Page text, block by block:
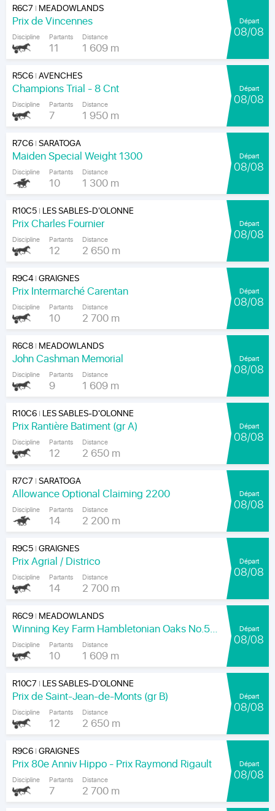
R6C7 | MEADOWLANDS
Prix de Vincennes
Discipline Partants
11
Distance
1 609 m
Départ
08/08
R5C6|AVENCHES
Champions Trial - 8 Cnt
Discipline Partants
7
Distance
1 950 m
Départ
08/08
R7C6|SARATOGA
Maiden Special Weight 1300
Discipline Partants
10
Distance
1 300 m
Départ
08/08
R10C5| LES SABLES-D'OLONNE
Prix Charles Fournier
Discipline Partants
12
Distance
2 650 m
Départ
08/08
R9C4|GRAIGNES
Prix Intermarché Carentan
Discipline Partants
10
Distance
2 700 m
Départ
08/08
R6C8| MEADOWLANDS
John Cashman Memorial
Discipline Partants
9
Distance
1 609 m
Départ
08/08
R10C6| LES SABLES-D'OLONNE
Prix Rantière Batiment (gr A)
Discipline Partants
12
Distance
2 650 m
Départ
08/08
R7C7 |SARATOGA
Allowance Optional Claiming 2200
Discipline Partants
14
Distance
2 200 m
Départ
08/08
R9C5|GRAIGNES
Prix Agrial / Districo
Discipline Partants
14
Distance
2 700 m
Départ
08/08
R6C9| MEADOWLANDS
Winning Key Farm Hambletonian Oaks No.56 - Final
Discipline Partants
10
Distance
1 609 m
Départ
08/08
R10C7 | LES SABLES-D'OLONNE
Prix de Saint-Jean-de-Monts (gr B)
Discipline Partants
12
Distance
2 650 m
Départ
08/08
R9C6|GRAIGNES
Prix 80e Anniv Hippo - Prix Raymond Rigault
Discipline Partants
7
Distance
2 700 m
Départ
08/08